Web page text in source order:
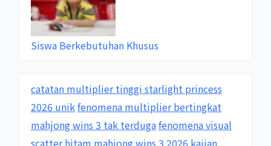
Siswa Berkebutuhan Khusus
catatan multiplier tinggi starlight princess
2026 unikfenomena multiplier bertingkat
mahjong wins 3 tak terdugafenomena visual
scatter hitam mahjong wins 3 2026 kajian